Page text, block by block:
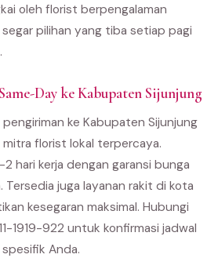
oleh florist berpengalaman
pilihan yang tiba setiap pagi
Day ke Kabupaten Sijunjung
ke Kabupaten Sijunjung
florist lokal terpercaya.
hari kerja dengan garansi bunga
juga layanan rakit di kota
kesegaran maksimal. Hubungi
1919-922 untuk konfirmasi jadwal
Anda.